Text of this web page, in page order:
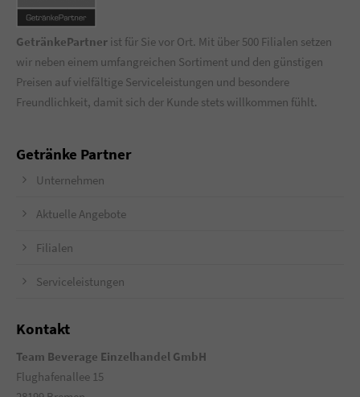
GetränkePartner ist für Sie vor Ort. Mit über 500 Filialen setzen
wir neben einem umfangreichen Sortiment und den günstigen
Preisen auf vielfältige Serviceleistungen und besondere
Freundlichkeit, damit sich der Kunde stets willkommen fühlt.
Getränke Partner
Unternehmen
Aktuelle Angebote
Filialen
Serviceleistungen
Kontakt
Team Beverage Einzelhandel GmbH
Flughafenallee 15